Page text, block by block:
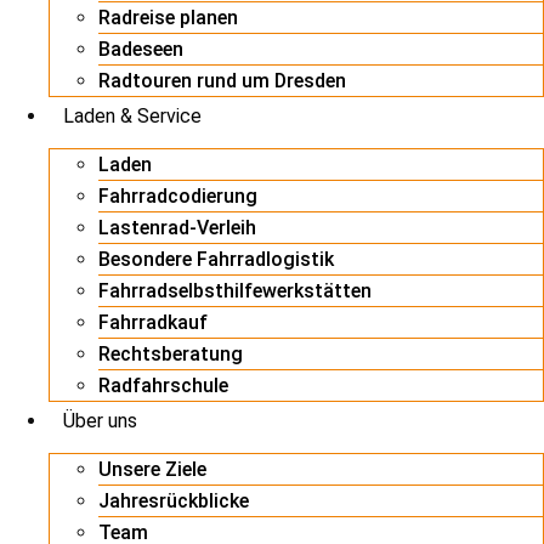
Radreise planen
Badeseen
Radtouren rund um Dresden
Laden & Service
Laden
Fahrradcodierung
Lastenrad-Verleih
Besondere Fahrradlogistik
Fahrradselbsthilfewerkstätten
Fahrradkauf
Rechtsberatung
Radfahrschule
Über uns
Unsere Ziele
Jahresrückblicke
Team